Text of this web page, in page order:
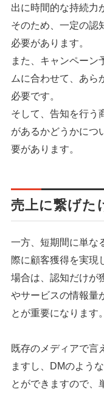
出に時間的な持続力
そのため、一定の認
必要があります。
また、キャンペーン
ムに合わせて、あら
必要です。
そして、告知を行う
があるかどうかにつ
要があります。
売上に繋げた
一方、短期間に単な
際に顧客獲得を実現
場合は、認知だけが
やサービスの情報量
とが重要になります。
既存のメディアで言
ますし、DMのよう
とができますので、